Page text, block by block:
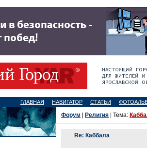
ГЛАВНАЯ НАВИГАТОР СТАТЬИ
Форум Религия | Тема:
Re: Каббала